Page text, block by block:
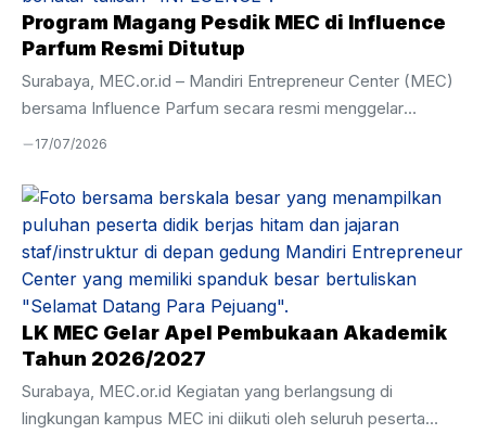
perkembangan. Melalui program keagamaan yang intensif,
belajar Al-Qur’an di MEC menjadi momen titik ...
Program Magang Pesdik MEC di Influence
Parfum Resmi Ditutup
Surabaya, MEC.or.id – Mandiri Entrepreneur Center (MEC)
bersama Influence Parfum secara resmi menggelar
Penutupan Magang Influence Parfum pada Selasa, 7 Juli
magang yang telah berlangsung selama tiga bulan, yakni
mulai 7 April hingga 7 Juli 2026. Acara penutupan dihadiri
oleh perwakilan Influence Parfum, Bapak Zulfi, serta Wakil
Kepala Kesiswaan Mandiri Entrepreneur Center, Ustadz
Hamim. Momen ini sekaligus menjadi ajang evaluasi atas
pelaksanaan magang serta pemenuhan hasil perkembangan
peserta didik selama menjalani pembelajaran langsung ...
17/07/2026
LK MEC Gelar Apel Pembukaan Akademik
Tahun 2026/2027
Surabaya, MEC.or.id Kegiatan yang berlangsung di
lingkungan kampus MEC ini diikuti oleh seluruh peserta